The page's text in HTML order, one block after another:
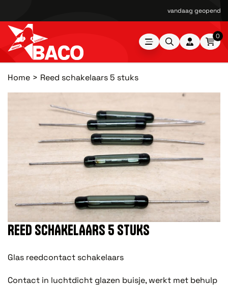
vandaag geopend
0
Home Reed schakelaars 5 stuks
REED SCHAKELAARS 5 STUKS
Glas reedcontact schakelaars
Contact in luchtdicht glazen buisje, werkt met behulp